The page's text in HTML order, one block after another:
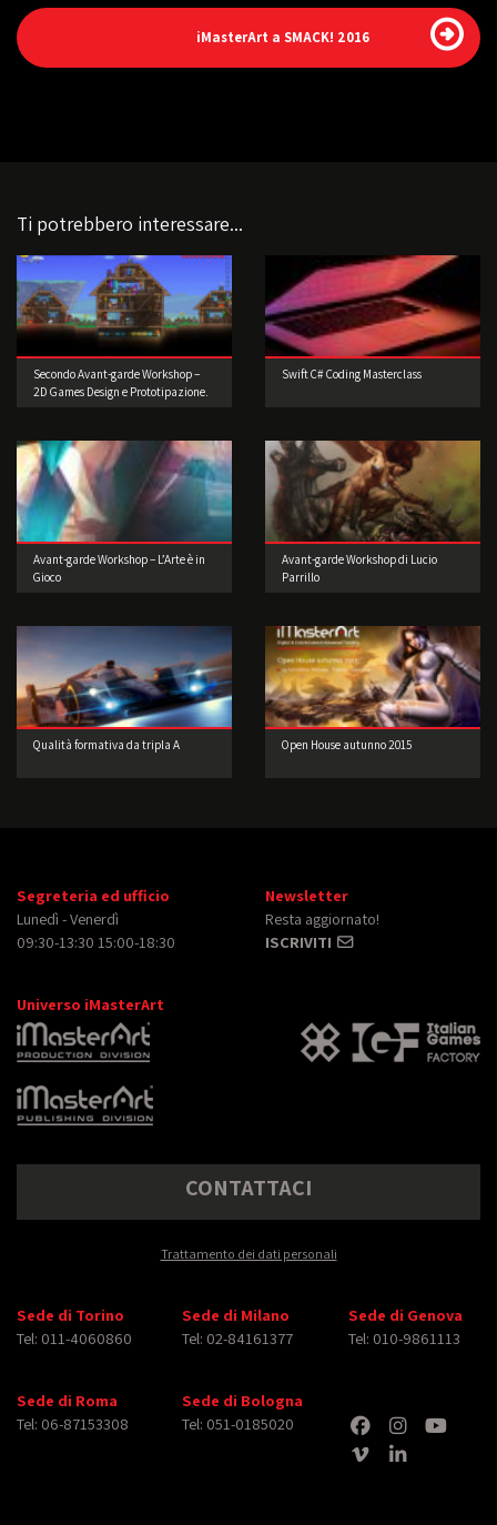
iMasterArt a SMACK! 2016
Ti potrebbero interessare...
Secondo Avant-garde Workshop –
2D Games Design e Prototipazione.
Swift C# Coding Masterclass
Avant-garde Workshop – L’Arte è in
Gioco
Avant-garde Workshop di Lucio
Parrillo
Qualità formativa da tripla A Open House autunno 2015
Segreteria ed ufficio
Lunedì - Venerdì
09:30-13:30 15:00-18:30
Newsletter
Resta aggiornato!
ISCRIVITI
Universo iMasterArt
CONTATTACI
Trattamento dei dati personali
Sede di Torino
Tel: 011-4060860
Sede di Milano
Tel: 02-84161377
Sede di Genova
Tel: 010-9861113
Sede di Roma
Tel: 06-87153308
Sede di Bologna
Tel: 051-0185020